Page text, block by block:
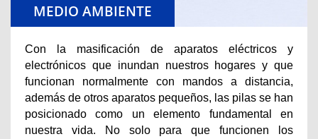
MEDIO AMBIENTE
Con la masificación de aparatos eléctricos y
electrónicos que inundan nuestros hogares y que
funcionan normalmente con mandos a distancia,
además de otros aparatos pequeños, las pilas se han
posicionado como un elemento fundamental en
nuestra vida. No solo para que funcionen los